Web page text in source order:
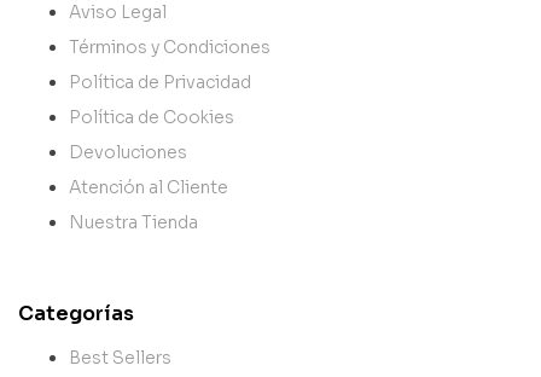
Aviso Legal
Términos y Condiciones
Política de Privacidad
Política de Cookies
Devoluciones
Atención al Cliente
Nuestra Tienda
Categorías
Best Sellers